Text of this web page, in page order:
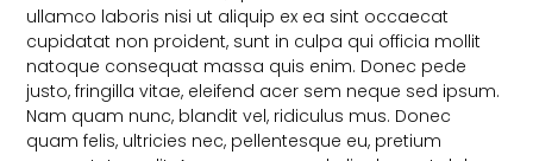
ullamco laboris nisi ut aliquip ex ea sint occaecat
cupidatat non proident, sunt in culpa qui officia mollit
natoque consequat massa quis enim. Donec pede
justo, fringilla vitae, eleifend acer sem neque sed ipsum.
Nam quam nunc, blandit vel, ridiculus mus. Donec
quam felis, ultricies nec, pellentesque eu, pretium